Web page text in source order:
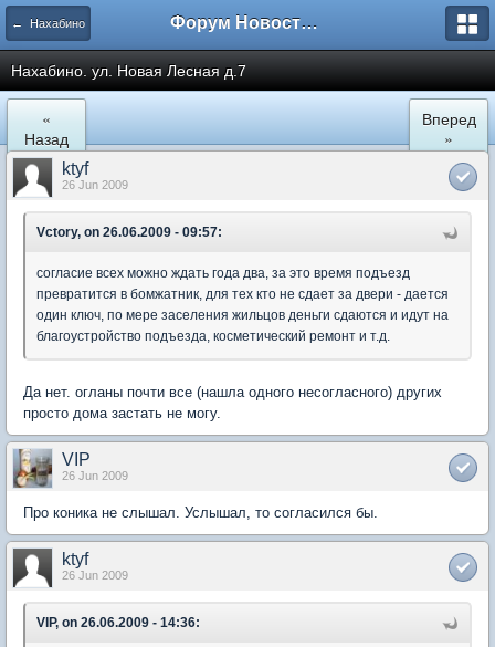
← Нахабино Форум Новостройки
Нахабино. ул. Новая Лесная д.7
«
Назад
Вперед
»
ktyf
26 Jun 2009
Vctory, on 26.06.2009 - 09:57:
согласие всех можно ждать года два, за это время подъезд
превратится в бомжатник, для тех кто не сдает за двери - дается
один ключ, по мере заселения жильцов деньги сдаются и идут на
благоустройство подъезда, косметический ремонт и т.д.
Да нет. огланы почти все (нашла одного несогласного) других
просто дома застать не могу.
VIP
26 Jun 2009
Про коника не слышал. Услышал, то согласился бы.
ktyf
26 Jun 2009
VIP, on 26.06.2009 - 14:36: